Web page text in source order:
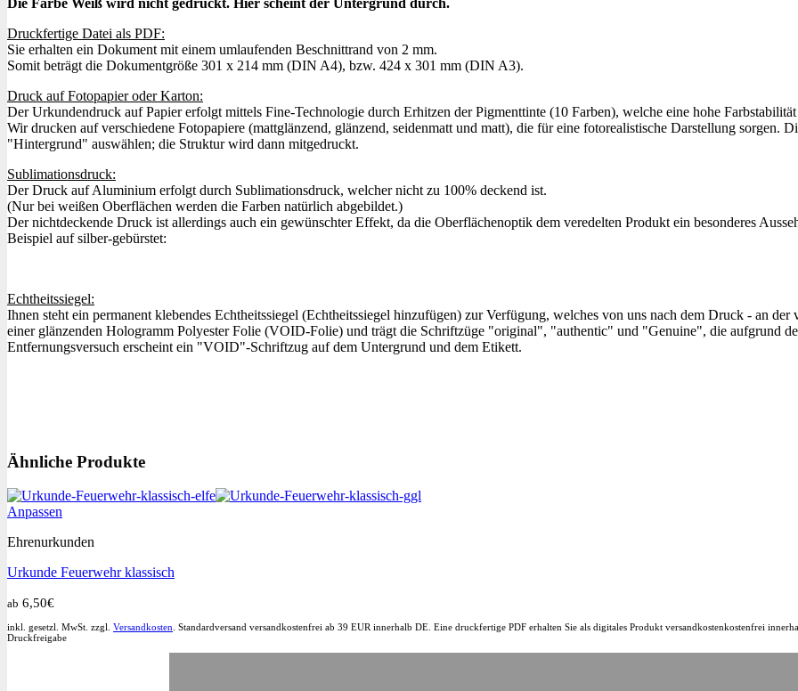
Die Farbe Weiß wird nicht gedruckt. Hier scheint der Untergrund durch.
Druckfertige Datei als PDF:
Sie erhalten ein Dokument mit einem umlaufenden Beschnittrand von 2 mm.
Somit beträgt die Dokumentgröße 301 x 214 mm (DIN A4), bzw. 424 x 301 mm (DIN A3).
Druck auf Fotopapier oder Karton:
Der Urkundendruck auf Papier erfolgt mittels Fine-Technologie durch Erhitzen der Pigmenttinte (10 Farben), welche eine hohe Farbstabilität
Wir drucken auf verschiedene Fotopapiere (mattglänzend, glänzend, seidenmatt und matt), die für eine fotorealistische Darstellung sorgen.
"Hintergrund" auswählen; die Struktur wird dann mitgedruckt.
Sublimationsdruck:
Der Druck auf Aluminium erfolgt durch Sublimationsdruck, welcher nicht zu 100% deckend ist.
(Nur bei weißen Oberflächen werden die Farben natürlich abgebildet.)
Der nichtdeckende Druck ist allerdings auch ein gewünschter Effekt, da die Oberflächenoptik dem veredelten Produkt ein besonderes
Beispiel auf silber-gebürstet:
Echtheitssiegel:
Ihnen steht ein permanent klebendes Echtheitssiegel (Echtheitssiegel hinzufügen) zur Verfügung, welches von uns nach dem Druck - an
einer glänzenden Hologramm Polyester Folie (VOID-Folie) und trägt die Schriftzüge "original", "authentic" und "Genuine", die aufgrund
Entfernungsversuch erscheint ein "VOID"-Schriftzug auf dem Untergrund und dem Etikett.
Ähnliche Produkte
Anpassen
weist
Varianten
Optionen
können
Ehrenurkunden
Urkunde Feuerwehr klassisch
ab 6,50€
inkl. gesetzl. MwSt. zzgl. Versandkosten . Standardversand versandkostenfrei ab 39 EUR innerhalb DE. Eine druckfertige PDF erhalten Sie als digitales Produkt versandkostenkostenfrei
Druckfreigabe